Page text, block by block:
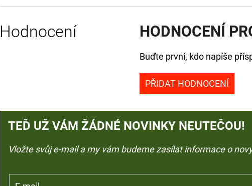
Hodnocení HODNOCENÍ
Buďte první, kdo napíše
PŘIDAT HODNOCENÍ
TEĎ UŽ VÁM ŽÁDNÉ NOVINKY NEUTEČOU!
Vložte svůj e-mail a my vám budeme zasílat informace o